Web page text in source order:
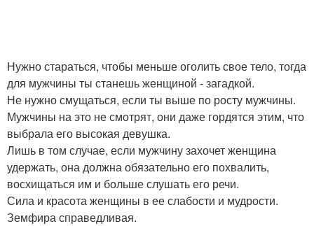
Нужно стараться, чтобы меньше оголить свое тело, тогда
для мужчины ты станешь женщиной - загадкой.
Не нужно смущаться, если ты выше по росту мужчины.
Мужчины на это не смотрят, они даже гордятся этим, что
выбрала его высокая девушка.
Лишь в том случае, если мужчину захочет женщина
удержать, она должна обязательно его похвалить,
восхищаться им и больше слушать его речи.
Сила и красота женщины в ее слабости и мудрости.
Земфира справедливая.